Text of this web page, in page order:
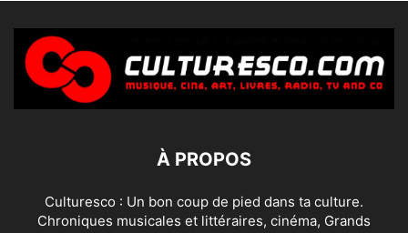
À PROPOS
Culturesco : Un bon coup de pied dans ta culture.
Chroniques musicales et littéraires, cinéma, Grands